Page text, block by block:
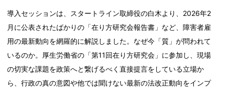
導入セッションは、スタートライン取締役の白木より、2026年2
月に公表されたばかりの「在り方研究会報告書」など、障害者雇
用の最新動向を網羅的に解説しました。なぜ今「質」が問われて
いるのか。厚生労働省の「第11回在り方研究会」に参加し、現場
の切実な課題を政策へと繋げるべく直接提言をしている立場か
ら、行政の真の意図や他では聞けない最新の法改正動向をインプ